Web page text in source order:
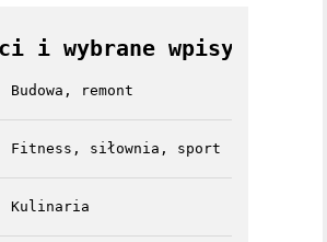
i wybrane wpisy
Budowa, remont
Fitness, siłownia, sport
Kulinaria